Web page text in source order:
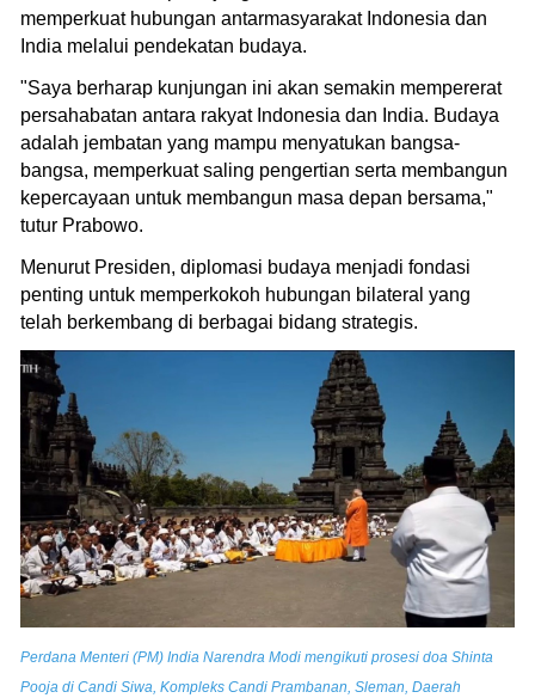
memperkuat hubungan antarmasyarakat Indonesia dan
India melalui pendekatan budaya.
"Saya berharap kunjungan ini akan semakin mempererat
persahabatan antara rakyat Indonesia dan India. Budaya
adalah jembatan yang mampu menyatukan bangsa-
bangsa, memperkuat saling pengertian serta membangun
kepercayaan untuk membangun masa depan bersama,"
tutur Prabowo.
Menurut Presiden, diplomasi budaya menjadi fondasi
penting untuk memperkokoh hubungan bilateral yang
telah berkembang di berbagai bidang strategis.
Perdana Menteri (PM) India Narendra Modi mengikuti prosesi doa Shinta
Pooja di Candi Siwa, Kompleks Candi Prambanan, Sleman, Daerah